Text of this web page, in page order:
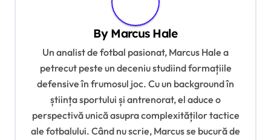
By Marcus Hale
Un analist de fotbal pasionat, Marcus Hale a
petrecut peste un deceniu studiind formațiile
defensive în frumosul joc. Cu un background în
știința sportului și antrenorat, el aduce o
perspectivă unică asupra complexităților tactice
ale fotbalului. Când nu scrie, Marcus se bucură de